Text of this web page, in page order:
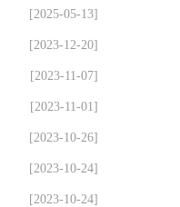
[2025-05-13]
[2023-12-20]
[2023-11-07]
[2023-11-01]
[2023-10-26]
[2023-10-24]
[2023-10-24]